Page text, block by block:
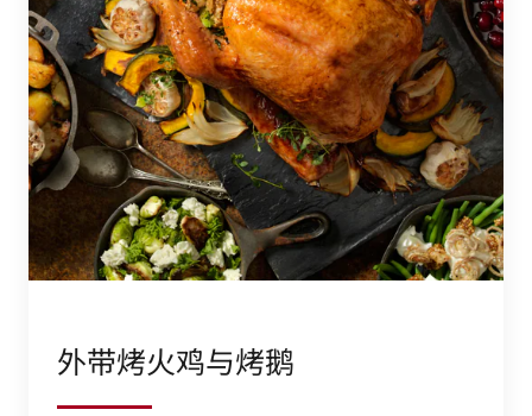
外带烤火鸡与烤鹅